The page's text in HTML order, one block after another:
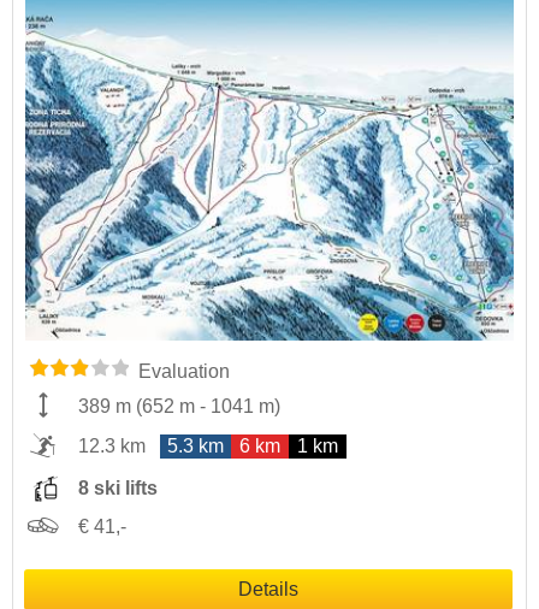
Evaluation
389 m (652 m - 1041 m)
12.3 km
5.3 km 6 km 1 km
8 ski lifts
€ 41,-
Details